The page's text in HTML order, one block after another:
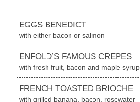
EGGS BENEDICT
with either bacon or salmon
ENFOLD’S FAMOUS CREPES
with fresh fruit, bacon and maple syrup
FRENCH TOASTED BRIOCHE
with grilled banana, bacon, rosewater